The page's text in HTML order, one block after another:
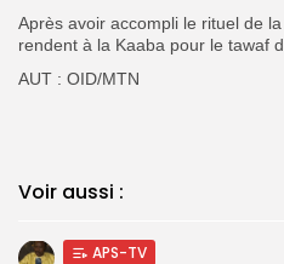
Après avoir accompli le rituel de
rendent à la Kaaba pour le tawaf
AUT : OID/MTN
Voir aussi :
APS-TV